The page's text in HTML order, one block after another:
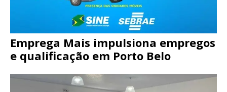
Emprega Mais impulsiona empregos
e qualificação em Porto Belo